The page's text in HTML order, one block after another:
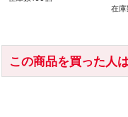
在
この商品を買った人